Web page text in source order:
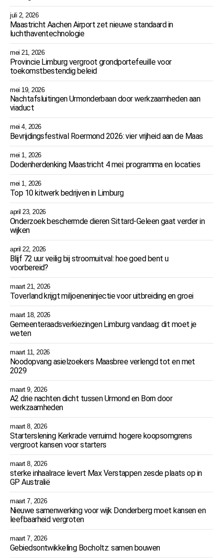
juli 2, 2026
Maastricht Aachen Airport zet nieuwe standaard in
luchthaventechnologie
mei 21, 2026
Provincie Limburg vergroot grondportefeuille voor
toekomstbestendig beleid
mei 19, 2026
Nachtafsluitingen Urmonderbaan door werkzaamheden aan
viaduct
mei 4, 2026
Bevrijdingsfestival Roermond 2026: vier vrijheid aan de Maas
mei 1, 2026
Dodenherdenking Maastricht 4 mei: programma en locaties
mei 1, 2026
Top 10 kitwerk bedrijven in Limburg
april 23, 2026
Onderzoek beschermde dieren Sittard-Geleen gaat verder in
wijken
april 22, 2026
Blijf 72 uur veilig bij stroomuitval: hoe goed bent u
voorbereid?
maart 21, 2026
Toverland krijgt miljoeneninjectie voor uitbreiding en groei
maart 18, 2026
Gemeenteraadsverkiezingen Limburg vandaag: dit moet je
weten
maart 11, 2026
Noodopvang asielzoekers Maasbree verlengd tot en met
2029
maart 9, 2026
A2 drie nachten dicht tussen Urmond en Born door
werkzaamheden
maart 8, 2026
Starterslening Kerkrade verruimd: hogere koopsomgrens
vergroot kansen voor starters
maart 8, 2026
sterke inhaalrace levert Max Verstappen zesde plaats op in
GP Australië
maart 7, 2026
Nieuwe samenwerking voor wijk Donderberg moet kansen en
leefbaarheid vergroten
maart 7, 2026
Gebiedsontwikkeling Bocholtz: samen bouwen